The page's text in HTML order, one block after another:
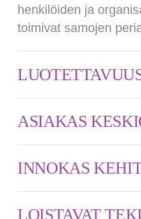
henkilöiden ja
toimivat samojen
ASIAKAS
INNOKAS
LOISTAVAT